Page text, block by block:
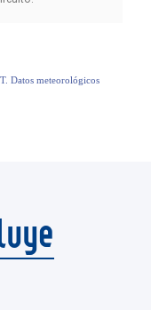
Datos meteorológicos